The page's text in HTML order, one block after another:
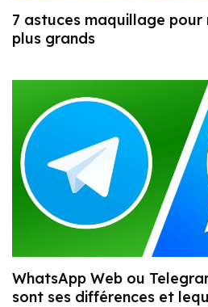
7 astuces maquillage pour
plus grands
WhatsApp Web ou
sont ses différences et